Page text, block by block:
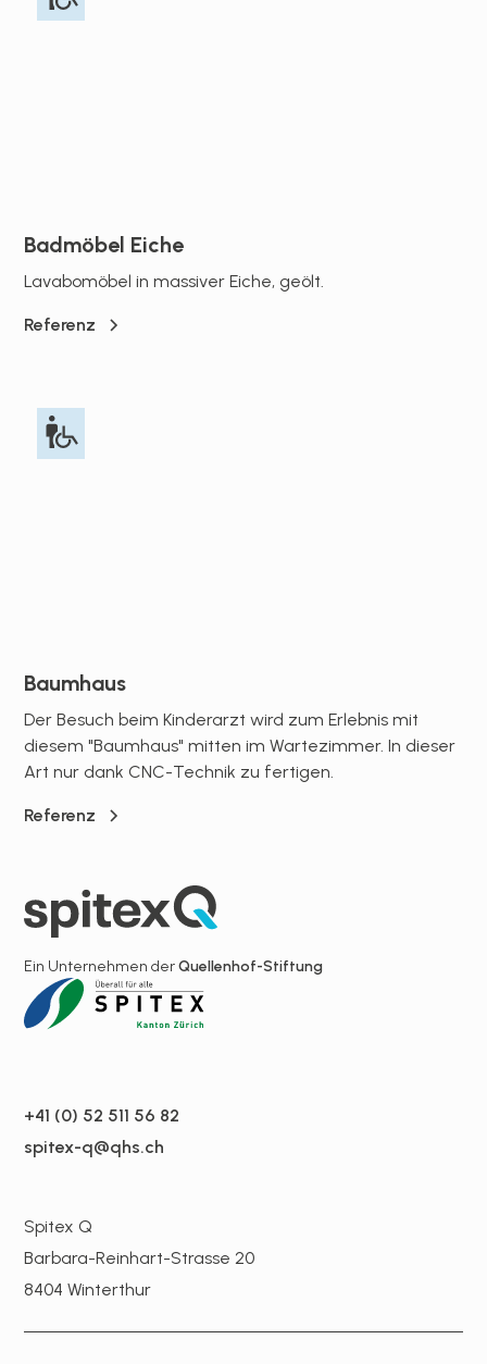
Badmöbel Eiche
Lavabomöbel in massiver Eiche, geölt.
Referenz
Baumhaus
Der Besuch beim Kinderarzt wird zum Erlebnis mit
diesem "Baumhaus" mitten im Wartezimmer. In dieser
Art nur dank CNC-Technik zu fertigen.
Referenz
Ein Unternehmen derQuellenhof-Stiftung
+41 (0) 52 511 56 82
spitex-q@qhs.ch
Spitex Q
Barbara-Reinhart-Strasse 20
8404 Winterthur